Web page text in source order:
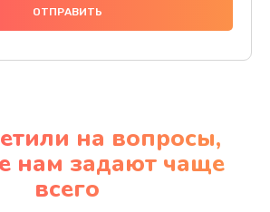
1000 руб.
Заказать
чистка
на вопросы,
нам задают чаще
всего